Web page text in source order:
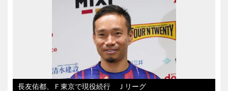
長友佑都、Ｆ東京で現役続行 Ｊリーグ